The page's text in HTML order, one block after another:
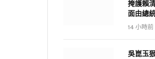
掩護賴
面由總
14 小時前
吳崑玉